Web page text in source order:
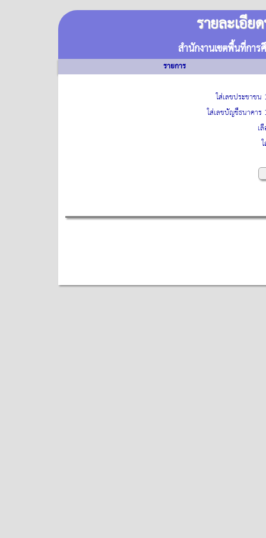
รายละเอีย
สำนักงานเขตพื้นที่กา
รายการ
ใส่เลขประชาช
ใส่เลขบัญชีธนาคา
เ